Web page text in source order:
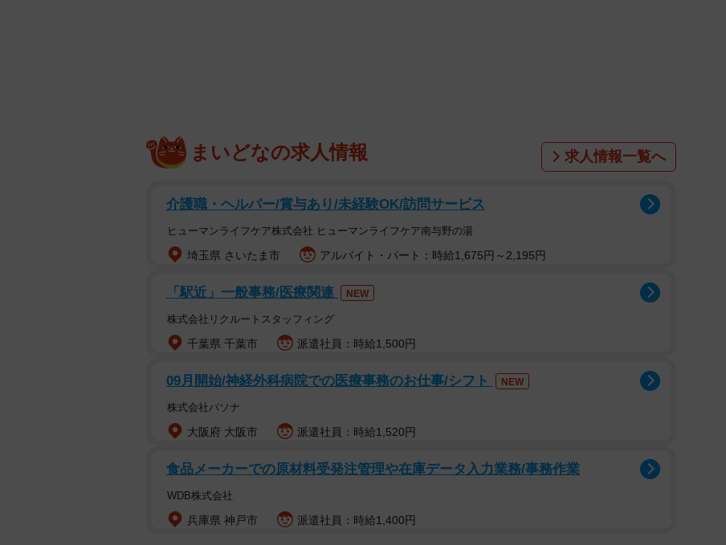
ウニがこつこつ齧り続け、こんなに深い穴が！
まいどなの求人情報 求人情報一覧へ
介護職・ヘルパー/賞与あり/未経験OK/訪問サービス
ヒューマンライフケア株式会社 ヒューマンライフケア南与野の湯
埼玉県 さいたま市 アルバイト・パート：時給1,675円～2,195円
「駅近」一般事務/医療関連 NEW
株式会社リクルートスタッフィング
千葉県 千葉市 派遣社員：時給1,500円
09月開始/神経外科病院での医療事務のお仕事/シフト NEW
株式会社パソナ
大阪府 大阪市 派遣社員：時給1,520円
食品メーカーでの原材料受発注管理や在庫データ入力業務/事務作業
WDB株式会社
兵庫県 神戸市 派遣社員：時給1,400円